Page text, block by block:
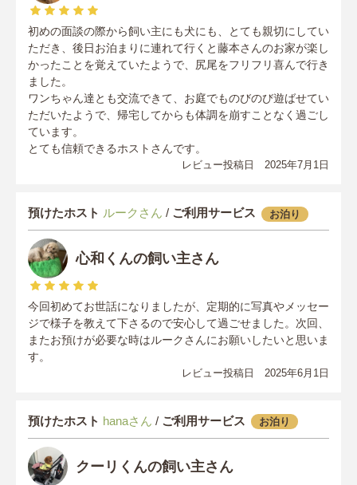
初めの面談の際から飼い主にも犬にも、とても親切にしてい
ただき、後日お泊まりに連れて行くと藤本さんのお家が楽し
かったことを覚えていたようで、尻尾をフリフリ喜んで行き
ました。
ワンちゃん達とも交流できて、お庭でものびのび遊ばせてい
ただいたようで、帰宅してからも体調を崩すことなく過ごし
ています。
とても信頼できるホストさんです。
レビュー投稿日 2025年7月1日
預けたホスト ルークさん / ご利用サービス お泊り
心和くんの飼い主さん
今回初めてお世話になりましたが、定期的に写真やメッセー
ジで様子を教えて下さるので安心して過ごせました。次回、
またお預けが必要な時はルークさんにお願いしたいと思いま
す。
レビュー投稿日 2025年6月1日
預けたホスト hanaさん / ご利用サービス お泊り
クーリくんの飼い主さん